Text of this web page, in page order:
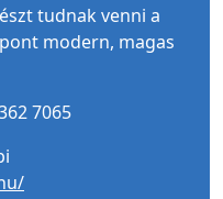
tudnak venni a
modern, magas
7065